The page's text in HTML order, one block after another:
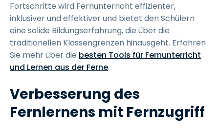
Fortschritte wird Fernunterricht effizienter,
inklusiver und effektiver und bietet den Schülern
eine solide Bildungserfahrung, die über die
traditionellen Klassengrenzen hinausgeht. Erfahren
Sie mehr über die besten Tools für Fernunterricht
und Lernen aus der Ferne.
Verbesserung des
Fernlernens mit Fernzugriff